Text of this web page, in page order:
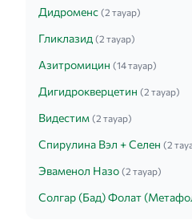
Дидроменс (2 тауар)
Гликлазид (2 тауар)
Азитромицин (14 тауар)
Дигидрокверцетин (2 тауар)
Видестим (2 тауар)
Спирулина Вэл + Селен (2
Эваменол Назо (2 тауар)
Солгар (Бад) Фолат